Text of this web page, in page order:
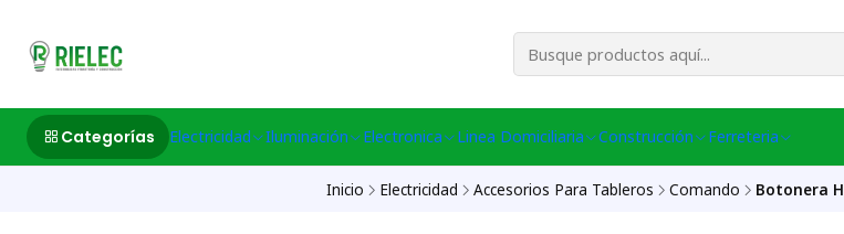
Categorías Electricidad Iluminación Electronica Linea Domiciliaria Construcción Ferreteria
Inicio Electricidad Accesorios Para Tableros Comando Botonera